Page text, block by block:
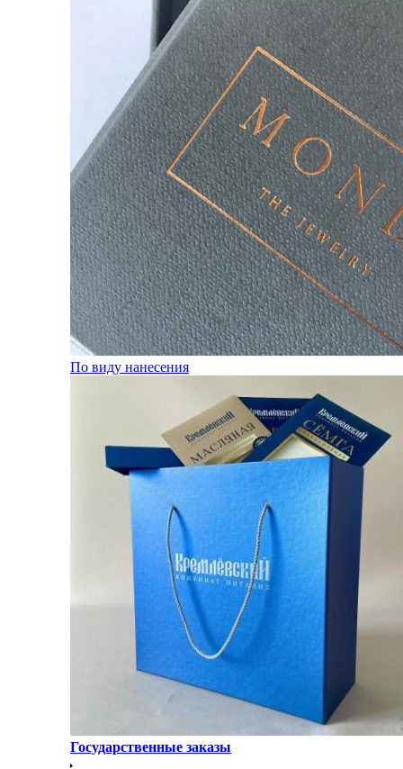
По виду нанесения
Государственные заказы